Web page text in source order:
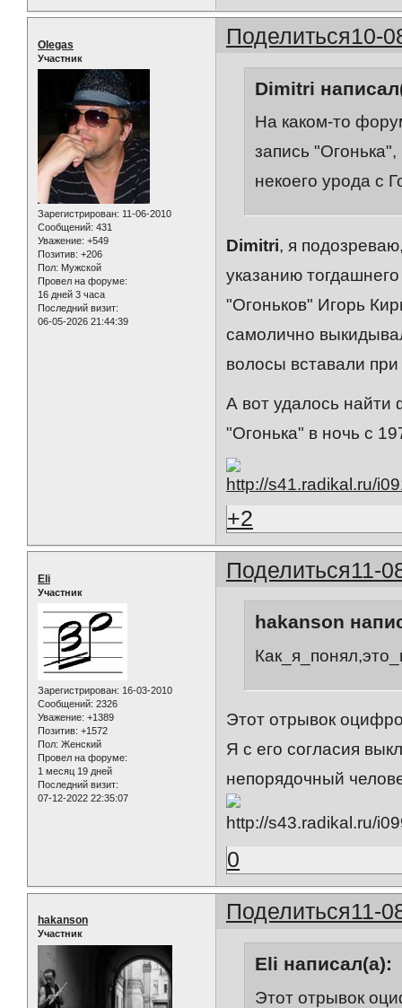
Поделиться10-
Olegas
Участник
Зарегистрирован: 11-06-2010
Сообщений: 431
Уважение: +549
Позитив: +206
Пол: Мужской
Провел на форуме:
16 дней 3 часа
Последний визит:
06-05-2026 21:44:39
Dimitri
На каком-то
запись
некоего урода с
Dimitri, я
указанию
"Огоньков" Игорь
самолично
волосы вставали при
А вот удалось
"Огонька" в ночь с
+2
Поделиться11-
Eli
Участник
Зарегистрирован: 16-03-2010
Сообщений: 2326
Уважение: +1389
Позитив: +1572
Пол: Женский
Провел на форуме:
1 месяц 19 дней
Последний визит:
07-12-2022 22:35:07
hakanson
Этот отрывок
Я с его согласия
непорядочный
0
Поделиться11-
hakanson
Участник
Eli написал(а):
Этот отрывок